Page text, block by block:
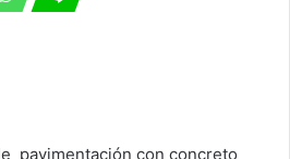
pavimentación con concreto